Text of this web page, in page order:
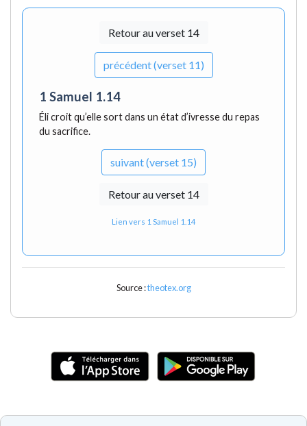
Retour au verset 14
précédent (verset 11)
1 Samuel 1.14
Éli croit qu’elle sort dans un état d’ivresse du repas
du sacrifice.
suivant (verset 15)
Retour au verset 14
Lien vers 1 Samuel 1.14
Source :theotex.org